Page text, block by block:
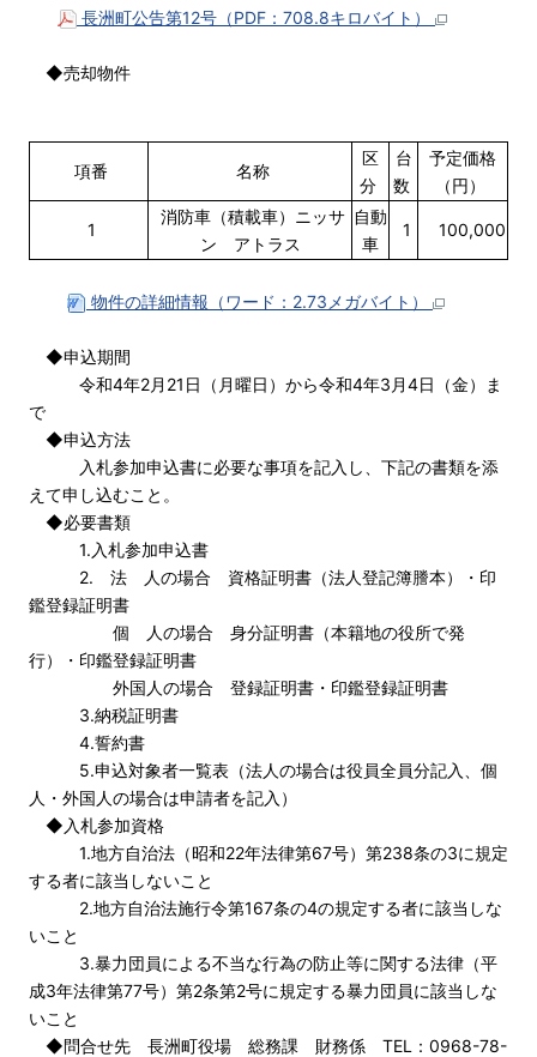
長洲町公告第12号（PDF：708.8キロバイト）
◆売却物件
項番 名称
区
分
台
数
予定価格
（円）
1
消防車（積載車）ニッサ
ン アトラス
自動
車
1 100,000
物件の詳細情報（ワード：2.73メガバイト）
◆申込期間
令和4年2月21日（月曜日）から令和4年3月4日（金）ま
で
◆申込方法
入札参加申込書に必要な事項を記入し、下記の書類を添
えて申し込むこと。
◆必要書類
1.入札参加申込書
2. 法 人の場合 資格証明書（法人登記簿謄本）・印
鑑登録証明書
個 人の場合 身分証明書（本籍地の役所で発
行）・印鑑登録証明書
外国人の場合 登録証明書・印鑑登録証明書
3.納税証明書
4.誓約書
5.申込対象者一覧表（法人の場合は役員全員分記入、個
人・外国人の場合は申請者を記入）
◆入札参加資格
1.地方自治法（昭和22年法律第67号）第238条の3に規定
する者に該当しないこと
2.地方自治法施行令第167条の4の規定する者に該当しな
いこと
3.暴力団員による不当な行為の防止等に関する法律（平
成3年法律第77号）第2条第2号に規定する暴力団員に該当しな
いこと
◆問合せ先 長洲町役場 総務課 財務係 TEL：0968-78-